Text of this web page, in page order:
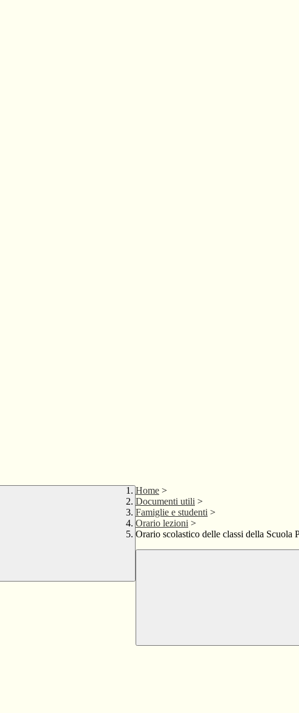
Home >
Documenti utili >
Famiglie e studenti >
Orario lezioni >
Orario scolastico delle classi della Scuola